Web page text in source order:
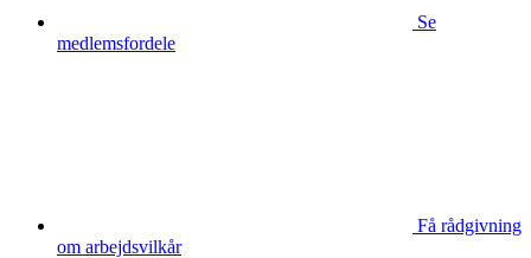
Se
medlemsfordele
Få rådgivning
om arbejdsvilkår